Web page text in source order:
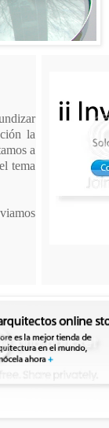
la
a
tema